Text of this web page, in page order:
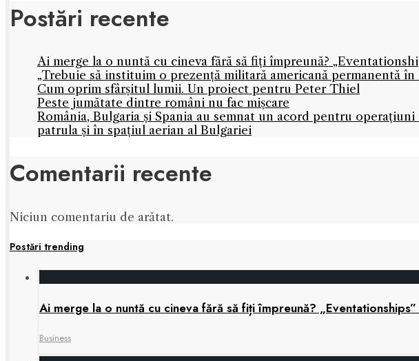
Postări recente
Ai merge la o nuntă cu cineva fără să fiți împreună?
„Trebuie să instituim o prezență militară americană permanentă în
Cum oprim sfârșitul lumii. Un proiect pentru Peter Thiel
Peste jumătate dintre români nu fac mișcare
România, Bulgaria și Spania au semnat un acord pentru
patrula și în spațiul aerian al Bulgariei
Comentarii recente
Niciun comentariu de arătat.
Postări trending
Ai merge la o nuntă cu cineva fără să fiți împreună?
Business